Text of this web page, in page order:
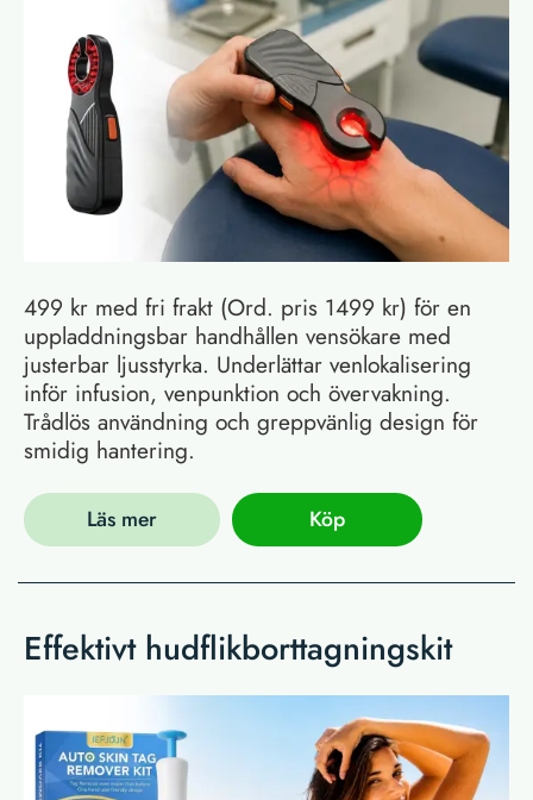
499 kr med fri frakt (Ord. pris 1499 kr) för en
uppladdningsbar handhållen vensökare med
justerbar ljusstyrka. Underlättar venlokalisering
inför infusion, venpunktion och övervakning.
Trådlös användning och greppvänlig design för
smidig hantering.
Läs mer Köp
Effektivt hudflikborttagningskit